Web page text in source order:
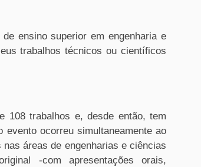
ensino superior em engenharia e
trabalhos técnicos ou científicos
108 trabalhos e, desde então, tem
evento ocorreu simultaneamente ao
áreas de engenharias e ciências
-com apresentações orais,